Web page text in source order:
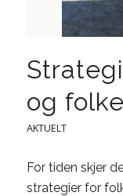
og
AKTUELT
For tiden skjer
strategier for